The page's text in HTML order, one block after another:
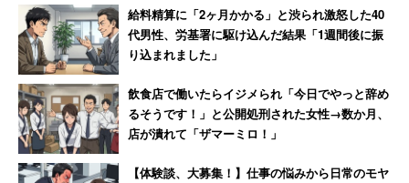
給料精算に「2ヶ月かかる」と渋られ激怒した40
代男性、労基署に駆け込んだ結果「1週間後に振
り込まれました」
飲食店で働いたらイジメられ「今日でやっと辞め
るそうです！」と公開処刑された女性→数か月、
店が潰れて「ザマーミロ！」
【体験談、大募集！】仕事の悩みから日常のモヤ